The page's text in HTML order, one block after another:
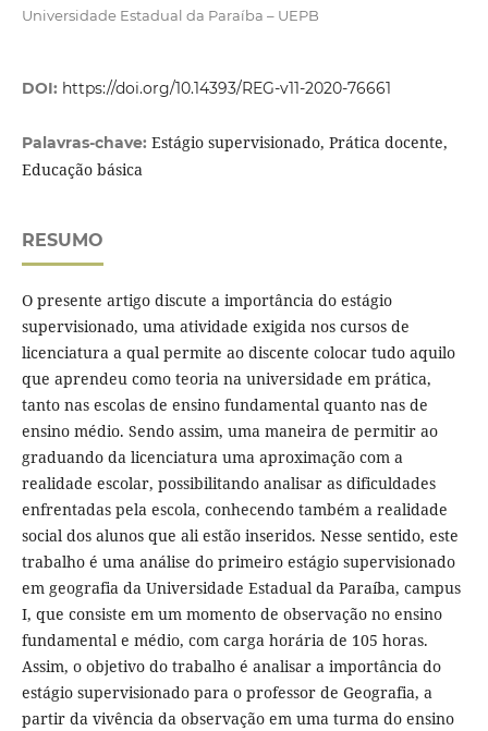
Universidade Estadual da Paraíba – UEPB
DOI: https://doi.org/10.14393/REG-v11-2020-76661
Palavras-chave: Estágio supervisionado, Prática docente,
Educação básica
RESUMO
O presente artigo discute a importância do estágio
supervisionado, uma atividade exigida nos cursos de
licenciatura a qual permite ao discente colocar tudo aquilo
que aprendeu como teoria na universidade em prática,
tanto nas escolas de ensino fundamental quanto nas de
ensino médio. Sendo assim, uma maneira de permitir ao
graduando da licenciatura uma aproximação com a
realidade escolar, possibilitando analisar as dificuldades
enfrentadas pela escola, conhecendo também a realidade
social dos alunos que ali estão inseridos. Nesse sentido, este
trabalho é uma análise do primeiro estágio supervisionado
em geografia da Universidade Estadual da Paraíba, campus
I, que consiste em um momento de observação no ensino
fundamental e médio, com carga horária de 105 horas.
Assim, o objetivo do trabalho é analisar a importância do
estágio supervisionado para o professor de Geografia, a
partir da vivência da observação em uma turma do ensino